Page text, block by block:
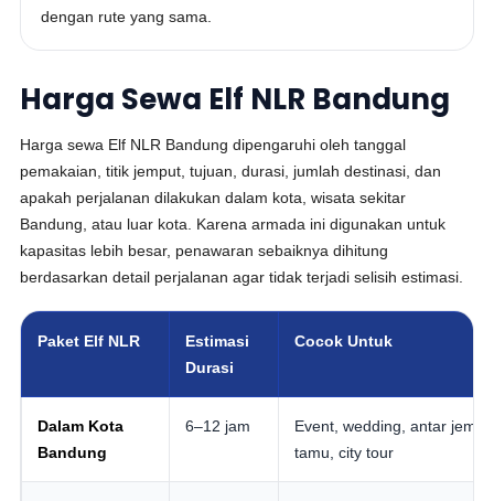
dengan rute yang sama.
Harga Sewa Elf NLR Bandung
Harga sewa Elf NLR Bandung dipengaruhi oleh tanggal
pemakaian, titik jemput, tujuan, durasi, jumlah destinasi, dan
apakah perjalanan dilakukan dalam kota, wisata sekitar
Bandung, atau luar kota. Karena armada ini digunakan untuk
kapasitas lebih besar, penawaran sebaiknya dihitung
berdasarkan detail perjalanan agar tidak terjadi selisih estimasi.
Paket Elf NLR
Estimasi
Durasi
Cocok Untuk
Dalam Kota
Bandung
6–12 jam
Event, wedding, antar
tamu, city tour